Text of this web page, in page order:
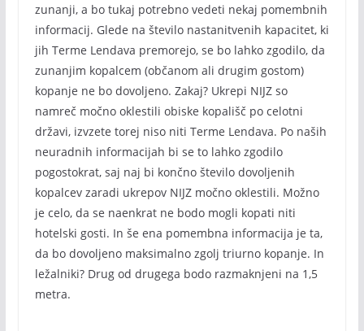
zunanji, a bo tukaj potrebno vedeti nekaj pomembnih
informacij. Glede na število nastanitvenih kapacitet, ki
jih Terme Lendava premorejo, se bo lahko zgodilo, da
zunanjim kopalcem (občanom ali drugim gostom)
kopanje ne bo dovoljeno. Zakaj? Ukrepi NIJZ so
namreč močno oklestili obiske kopališč po celotni
državi, izvzete torej niso niti Terme Lendava. Po naših
neuradnih informacijah bi se to lahko zgodilo
pogostokrat, saj naj bi končno število dovoljenih
kopalcev zaradi ukrepov NIJZ močno oklestili. Možno
je celo, da se naenkrat ne bodo mogli kopati niti
hotelski gosti. In še ena pomembna informacija je ta,
da bo dovoljeno maksimalno zgolj triurno kopanje. In
ležalniki? Drug od drugega bodo razmaknjeni na 1,5
metra.